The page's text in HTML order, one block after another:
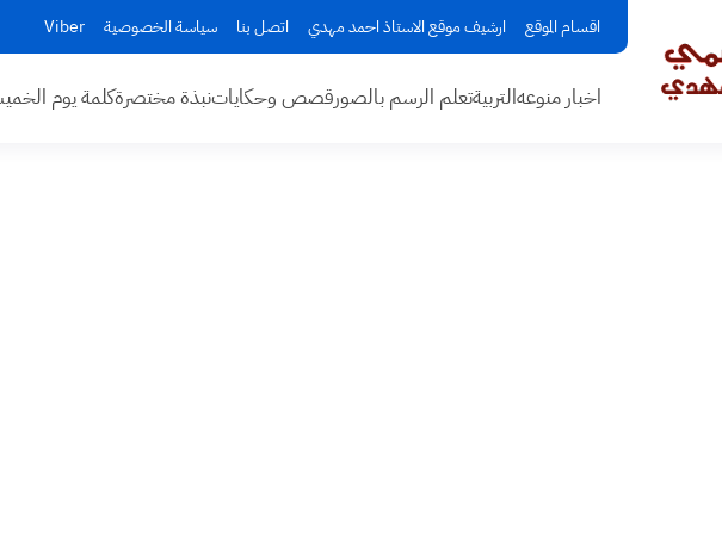
اقسام الموقع ارشيف موقع الاستاذ احمد مهدي اتصل بنا سياسة الخصوصية Viber
اخبار منوعهالتربيةتعلم الرسم بالصورقصص وحكاياتنبذة مختصرةكلمة يوم